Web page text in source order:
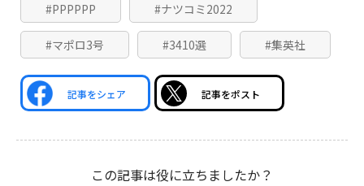
#PPPPPP #ナツコミ2022
#マポロ3号 #3410選 #集英社
記事をシェア 記事をポスト
この記事は役に立ちましたか？